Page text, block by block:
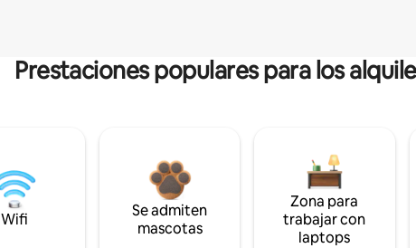
Prestaciones populares para los
Wifi
Se admiten
mascotas
Zona para
trabajar con
laptops